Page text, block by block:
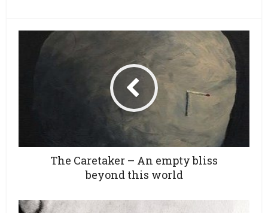
The Caretaker – An empty bliss
beyond this world